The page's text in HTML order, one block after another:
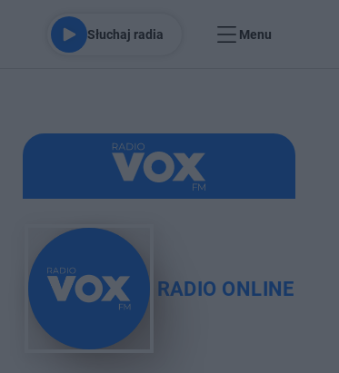
Słuchaj radia Menu
RADIO ONLINE